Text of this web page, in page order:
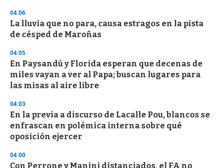
04:06
La lluvia que no para, causa estragos en la pista
de césped de Maroñas
04:05
En Paysandú y Florida esperan que decenas de
miles vayan a ver al Papa; buscan lugares para
las misas al aire libre
04:03
En la previa a discurso de Lacalle Pou, blancos se
enfrascan en polémica interna sobre qué
oposición ejercer
04:00
Con Perrone y Manini distanciados, el FA no